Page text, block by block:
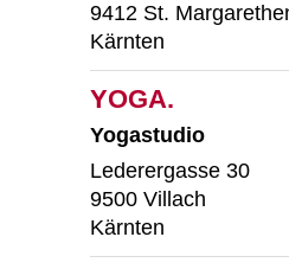
9412 St.
Kärnten
YOGA.
Yogastudio
Lederergasse 30
9500 Villach
Kärnten